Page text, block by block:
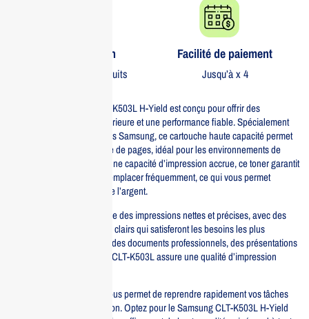
Garantie 1 an
Sur tous nos produits
Facilité de paiement
Jusqu’à x 4
Le toner noir Samsung CLT-K503L H-Yield est conçu pour offrir des
impressions de qualité supérieure et une performance fiable. Spécialement
élaboré pour les imprimantes Samsung, ce cartouche haute capacité permet
d’imprimer un grand nombre de pages, idéal pour les environnements de
bureau à fort volume. Avec une capacité d’impression accrue, ce toner garantit
que vous n’aurez pas à le remplacer fréquemment, ce qui vous permet
d’économiser du temps et de l’argent.
Sa formulation unique assure des impressions nettes et précises, avec des
noirs profonds et des détails clairs qui satisferont les besoins les plus
exigeants. Que ce soit pour des documents professionnels, des présentations
ou des graphiques, le toner CLT-K503L assure une qualité d’impression
Facile à installer, ce toner vous permet de reprendre rapidement vos tâches
d’impression sans interruption. Optez pour le Samsung CLT-K503L H-Yield